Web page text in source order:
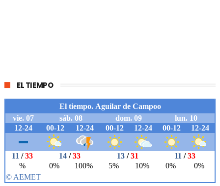
EL TIEMPO